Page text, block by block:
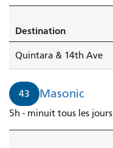
Destination
Quintara & 14th Ave
43 Masonic
5h - minuit tous les jours